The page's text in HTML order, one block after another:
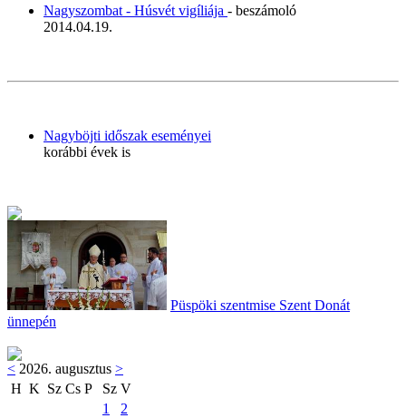
Nagyszombat - Húsvét vigíliája - beszámoló
2014.04.19.
Nagyböjti időszak eseményei
korábbi évek is
Püspöki szentmise Szent Donát
ünnepén
< 2026. augusztus >
H K Sz Cs P Sz V
1
2